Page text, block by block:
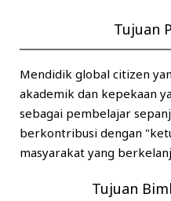
Tujuan
Mendidik global citizen
akademik dan kepekaan
sebagai pembelajar
berkontribusi dengan
masyarakat yang
Tujuan